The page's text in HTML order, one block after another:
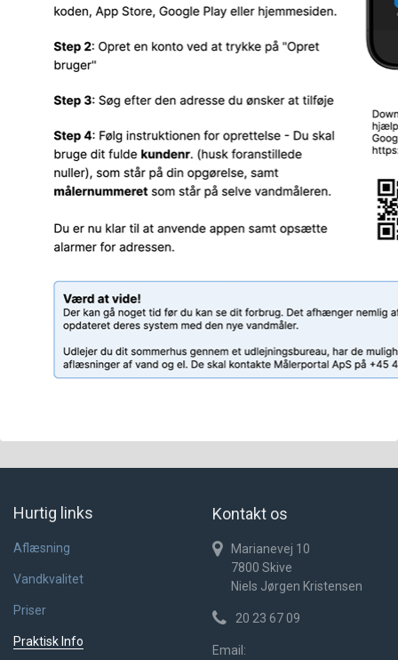
Hurtig links
Aflæsning
Vandkvalitet
Priser
Praktisk Info
Kontakt os
Marianevej 10
7800 Skive
Niels Jørgen Kristensen
20 23 67 09
Email: